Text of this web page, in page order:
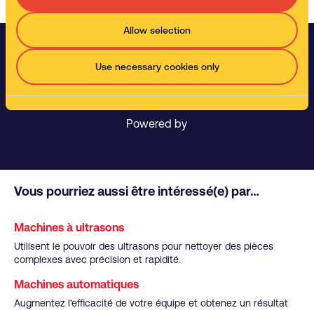
Allow selection
Use necessary cookies only
Basé sur 1442 commentaires collectés jusqu’à Février 2022
Powered by
Vous pourriez aussi être intéressé(e) par…
Machines à ultrasons
Utilisent le pouvoir des ultrasons pour nettoyer des pièces
complexes avec précision et rapidité.
Machines automatiques
Augmentez l'efficacité de votre équipe et obtenez un résultat